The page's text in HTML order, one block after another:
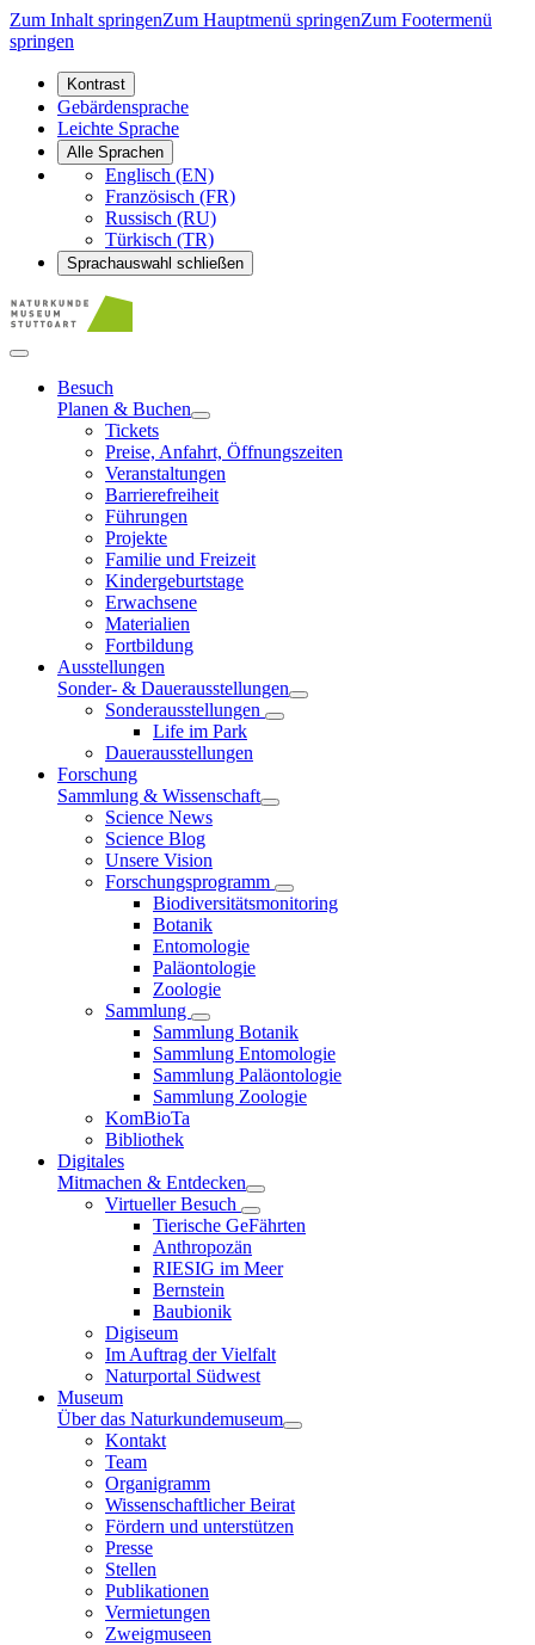
Zum Inhalt springenZum Hauptmenü springenZum Footermenü
springen
Kontrast
Gebärdensprache
Leichte Sprache
Alle Sprachen
Englisch (EN)
Französisch (FR)
Russisch (RU)
Türkisch (TR)
Sprachauswahl schließen
Besuch
Planen & Buchen
Tickets
Preise, Anfahrt, Öffnungszeiten
Veranstaltungen
Barrierefreiheit
Führungen
Projekte
Familie und Freizeit
Kindergeburtstage
Erwachsene
Materialien
Fortbildung
Ausstellungen
Sonder- & Dauerausstellungen
Sonderausstellungen
Life im Park
Dauerausstellungen
Forschung
Sammlung & Wissenschaft
Science News
Science Blog
Unsere Vision
Forschungsprogramm
Biodiversitätsmonitoring
Botanik
Entomologie
Paläontologie
Zoologie
Sammlung
Sammlung Botanik
Sammlung Entomologie
Sammlung Paläontologie
Sammlung Zoologie
KomBioTa
Bibliothek
Digitales
Mitmachen & Entdecken
Virtueller Besuch
Tierische GeFährten
Anthropozän
RIESIG im Meer
Bernstein
Baubionik
Digiseum
Im Auftrag der Vielfalt
Naturportal Südwest
Museum
Über das Naturkundemuseum
Kontakt
Team
Organigramm
Wissenschaftlicher Beirat
Fördern und unterstützen
Presse
Stellen
Publikationen
Vermietungen
Zweigmuseen